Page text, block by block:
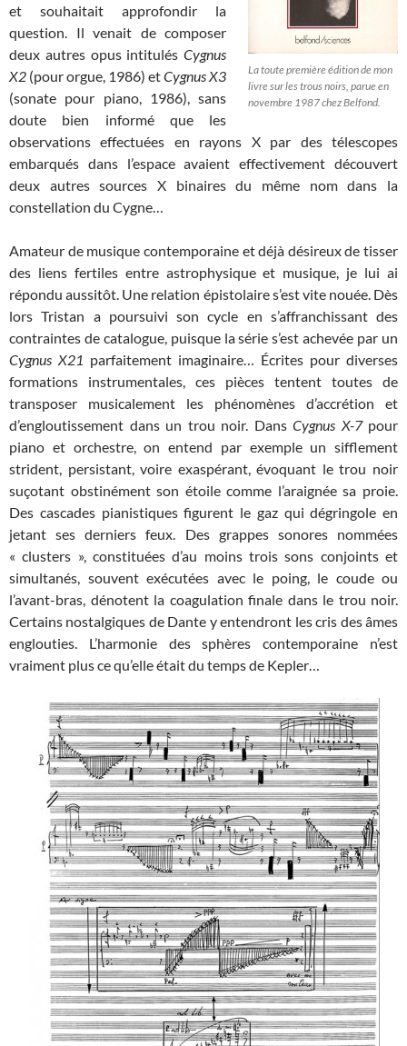
La toute première édition de mon
livre sur les trous noirs, parue en
novembre 1987 chez Belfond.
et souhaitait approfondir la
question. Il venait de composer
deux autres opus intitulés Cygnus
X2 (pour orgue, 1986) etCygnus X3
(sonate pour piano, 1986), sans
doute bien informé que les
observations effectuées en rayons X par des télescopes
embarqués dans l’espace avaient effectivement découvert
deux autres sources X binaires du même nom dans la
constellation du Cygne…
Amateur de musique contemporaine et déjà désireux de tisser
des liens fertiles entre astrophysique et musique, je lui ai
répondu aussitôt. Une relation épistolaire s’est vite nouée. Dès
lors Tristan a poursuivi son cycle en s’affranchissant des
contraintes de catalogue, puisque la série s’est achevée par un
Cygnus X21 parfaitement imaginaire… Écrites pour diverses
formations instrumentales, ces pièces tentent toutes de
transposer musicalement les phénomènes d’accrétion et
d’engloutissement dans un trou noir. Dans Cygnus X-7pour
piano et orchestre, on entend par exemple un sifflement
strident, persistant, voire exaspérant, évoquant le trou noir
suçotant obstinément son étoile comme l’araignée sa proie.
Des cascades pianistiques figurent le gaz qui dégringole en
jetant ses derniers feux. Des grappes sonores nommées
« clusters », constituées d’au moins trois sons conjoints et
simultanés, souvent exécutées avec le poing, le coude ou
l’avant-bras, dénotent la coagulation finale dans le trou noir.
Certains nostalgiques de Dante y entendront les cris des âmes
englouties. L’harmonie des sphères contemporaine n’est
vraiment plus ce qu’elle était du temps de Kepler…